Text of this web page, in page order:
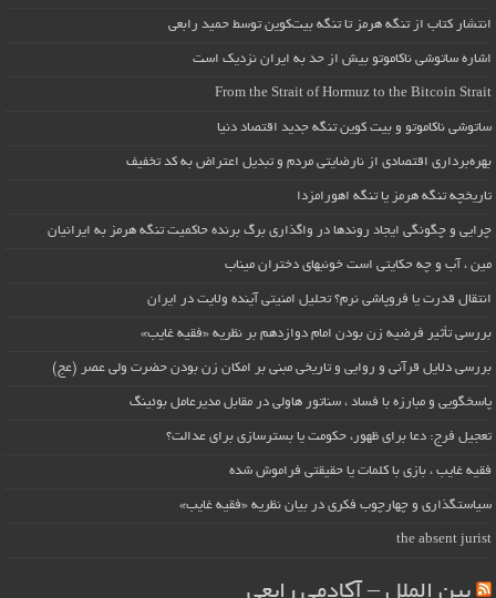
انتشار کتاب از تنگه هرمز تا تنگه بیت‌کوین توسط حمید رابعی
اشاره ساتوشی ناکاموتو بیش از حد به ایران نزدیک است
From the Strait of Hormuz to the Bitcoin Strait
ساتوشی ناکاموتو و بیت کوین تنگه جدید اقتصاد دنیا
بهره‌برداری اقتصادی از نارضایتی مردم و تبدیل اعتراض به کد تخفیف
تاریخچه تنگه هرمز یا تنگه اهورامزدا
چرایی و چگونگی ایجاد روندها در واگذاری برگ برنده حاکمیت تنگه هرمز به ایرانیان
مین ، آب و چه حکایتی است خونبهای دختران میناب
انتقال قدرت یا فروپاشی نرم؟ تحلیل امنیتی آینده ولایت در ایران
بررسی تأثیر فرضیه زن بودن امام دوازدهم بر نظریه «فقیه غایب»
بررسی دلایل قرآنی و روایی و تاریخی مبنی بر امکان زن بودن حضرت ولی عصر (عج)
پاسخگویی و مبارزه با فساد ، سناتور هاولی در مقابل مدیرعامل بوئینگ
تعجیل فرج: دعا برای ظهور، حکومت یا بسترسازی برای عدالت؟
فقیه غایب ، بازی با کلمات یا حقیقتی فراموش شده
سیاستگذاری و چهارچوب فکری در بیان نظریه «فقیه غایب»
the absent jurist
بین الملل – آکادمی رابعی